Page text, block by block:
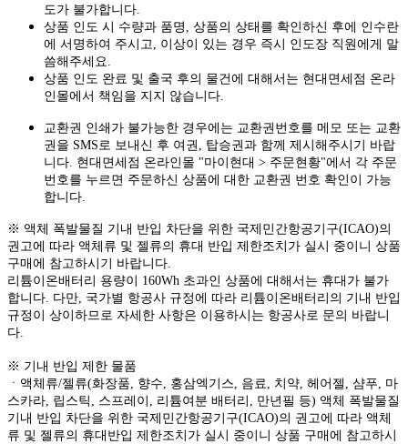
도가 불가합니다.
상품 인도 시 수량과 품명, 상품의 상태를 확인하신 후에 인수란
에 서명하여 주시고, 이상이 있는 경우 즉시 인도장 직원에게 말
씀해주세요.
상품 인도 완료 및 출국 후의 물건에 대해서는 현대면세점 온라
인몰에서 책임을 지지 않습니다.
교환권 인쇄가 불가능한 경우에는 교환권번호를 메모 또는 교환
권을 SMS로 보내신 후 여권, 탑승권과 함께 제시해주시기 바랍
니다. 현대면세점 온라인몰 "마이현대 > 주문현황"에서 각 주문
번호를 누르면 주문하신 상품에 대한 교환권 번호 확인이 가능
합니다.
※ 액체 폭발물질 기내 반입 차단을 위한 국제민간항공기구(ICAO)의
권고에 따라 액체류 및 젤류의 휴대 반입 제한조치가 실시 중이니 상품
구매에 참고하시기 바랍니다.
리튬이온배터리 용량이 160Wh 초과인 상품에 대해서는 휴대가 불가
합니다. 다만, 국가별 항공사 규정에 따라 리튬이온배터리의 기내 반입
규정이 상이하므로 자세한 사항은 이용하시는 항공사로 문의 바랍니
다.
※ 기내 반입 제한 물품
ㆍ액체류/젤류(화장품, 향수, 홍삼엑기스, 음료, 치약, 헤어젤, 샴푸, 마
스카라, 립스틱, 스프레이, 리튬여분 배터리, 만년필 등) 액체 폭발물질
기내 반입 차단을 위한 국제민간항공기구(ICAO)의 권고에 따라 액체
류 및 젤류의 휴대반입 제한조치가 실시 중이니 상품 구매에 참고하시